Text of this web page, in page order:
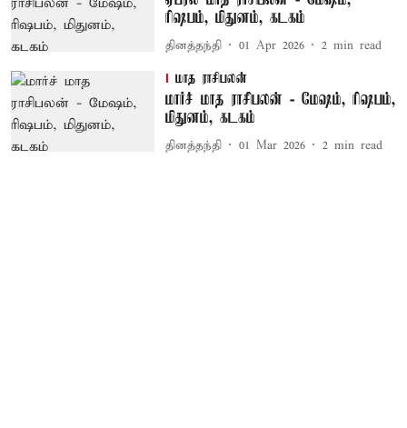
ரிஷபம், மிதுனம், கடகம்
தினத்தந்தி 01 Apr 2026 2 min read
மாத ராசிபலன்
மார்ச் மாத ராசிபலன் - மேஷம், ரிஷபம்,
மிதுனம், கடகம்
தினத்தந்தி 01 Mar 2026 2 min read